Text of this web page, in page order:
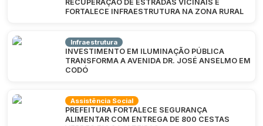
RECUPERAÇÃO DE ESTRADAS VICINAIS E
FORTALECE INFRAESTRUTURA NA ZONA RURAL
Infraestrutura
INVESTIMENTO EM ILUMINAÇÃO PÚBLICA
TRANSFORMA A AVENIDA DR. JOSÉ ANSELMO EM
CODÓ
Assistência Social
PREFEITURA FORTALECE SEGURANÇA
ALIMENTAR COM ENTREGA DE 800 CESTAS